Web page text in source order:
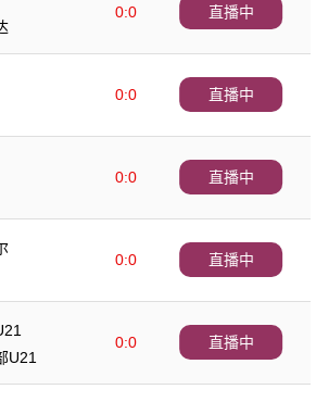
0:0
直播中
0:0
直播中
0:0
直播中
0:0
直播中
0:0
U21
直播中